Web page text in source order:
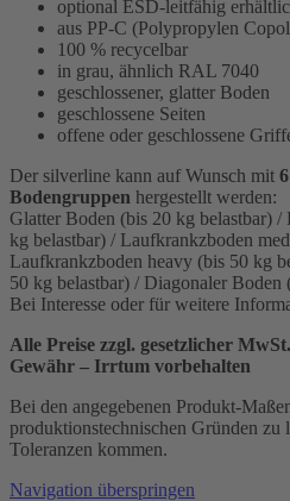
optional ESD-leitfähig
aus PP-C (Polypropylen
100 % recycelbar
in grau, ähnlich RAL 7040
geschlossener, glatter Boden
geschlossene Seiten
offene oder geschlossene
Der silverline kann auf Wunsch mit
Bodengruppen hergestellt werden:
Glatter Boden (bis 20 kg belastbar)
kg belastbar) / Laufkrankzboden
Laufkrankzboden heavy (bis 50 kg
50 kg belastbar) / Diagonaler Boden
Bei Interesse oder für weitere
Alle Preise zzgl. gesetzlicher
Gewähr – Irrtum vorbehalten
Bei den angegebenen Produkt-
produktionstechnischen Gründen
Toleranzen kommen.
Navigation überspringen